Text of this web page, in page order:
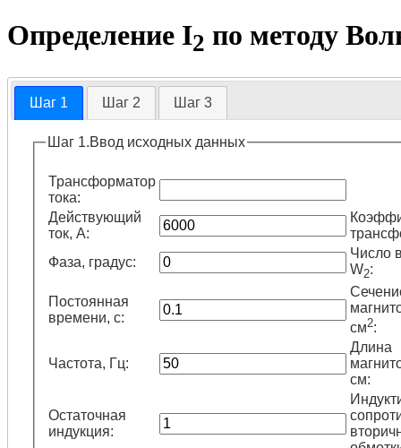
Определение I2 по методу
Шаг 1 Шаг 2 Шаг 3
Шаг 1.Ввод исходных данных
Трансформатор
тока:
Действующий
ток, А:
Фаза, градус:
Число
W2:
Постоянная
времени, с:
см2:
Частота, Гц:
Длина
см:
Остаточная
индукция: